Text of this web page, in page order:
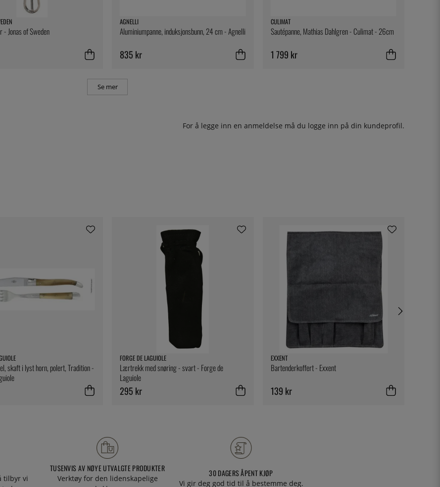
- Jonas of Sweden
AGNELLI
Aluminiumpanne, induksjonsbunn, 24 cm - Agnelli
835 kr
CULIMAT
Sautépanne, Mathias Dahlgren - Culimat - 26cm
1 799 kr
Se mer
For å legge inn en anmeldelse må du logge inn på din kundeprofil.
skaft i lyst horn, polert, Tradition -
FORGE DE LAGUIOLE
Lærtrekk med snøring - svart - Forge de
Laguiole
295 kr
EXXENT
Bartenderkoffert - Exxent
139 kr
tilbyr vi
TUSENVIS AV NØYE UTVALGTE PRODUKTER
Verktøy for den lidenskapelige
30 DAGERS ÅPENT KJØP
Vi gir deg god tid til å bestemme deg.